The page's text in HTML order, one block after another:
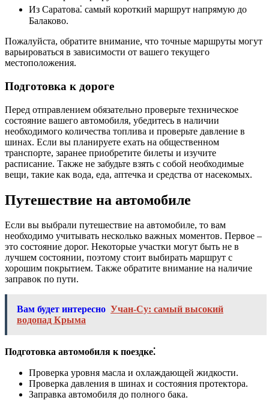
Из Саратова⁚ самый короткий маршрут напрямую до
Балаково.
Пожалуйста, обратите внимание, что точные маршруты могут
варьироваться в зависимости от вашего текущего
местоположения.
Подготовка к дороге
Перед отправлением обязательно проверьте техническое
состояние вашего автомобиля, убедитесь в наличии
необходимого количества топлива и проверьте давление в
шинах. Если вы планируете ехать на общественном
транспорте, заранее приобретите билеты и изучите
расписание. Также не забудьте взять с собой необходимые
вещи, такие как вода, еда, аптечка и средства от насекомых.
Путешествие на автомобиле
Если вы выбрали путешествие на автомобиле, то вам
необходимо учитывать несколько важных моментов. Первое ‒
это состояние дорог. Некоторые участки могут быть не в
лучшем состоянии, поэтому стоит выбирать маршрут с
хорошим покрытием. Также обратите внимание на наличие
заправок по пути.
Вам будет интересно Учан-Су: самый высокий
водопад Крыма
Подготовка автомобиля к поездке⁚
Проверка уровня масла и охлаждающей жидкости.
Проверка давления в шинах и состояния протектора.
Заправка автомобиля до полного бака.